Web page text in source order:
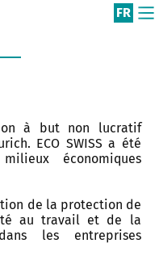
FR
à but non lucratif
ECO SWISS a été
économiques
de la protection de
au travail et de la
les entreprises